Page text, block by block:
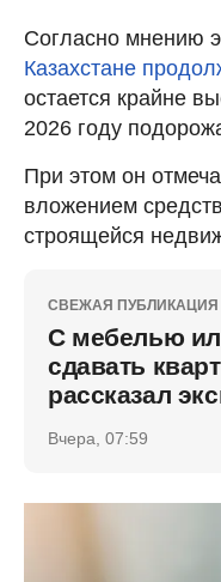
Согласно мнению
Казахстане
остается крайне
2026 году
При этом он
вложением
строящейся
СВЕЖАЯ ПУБЛИКАЦИЯ
С мебелью
сдавать
рассказал
Вчера, 07:59